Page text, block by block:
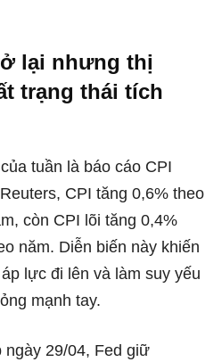
lại nhưng thị
trạng thái tích
tuần là báo cáo CPI
CPI tăng 0,6% theo
còn CPI lõi tăng 0,4%
năm. Diễn biến này khiến
lực đi lên và làm suy yếu
mạnh tay.
29/04, Fed giữ